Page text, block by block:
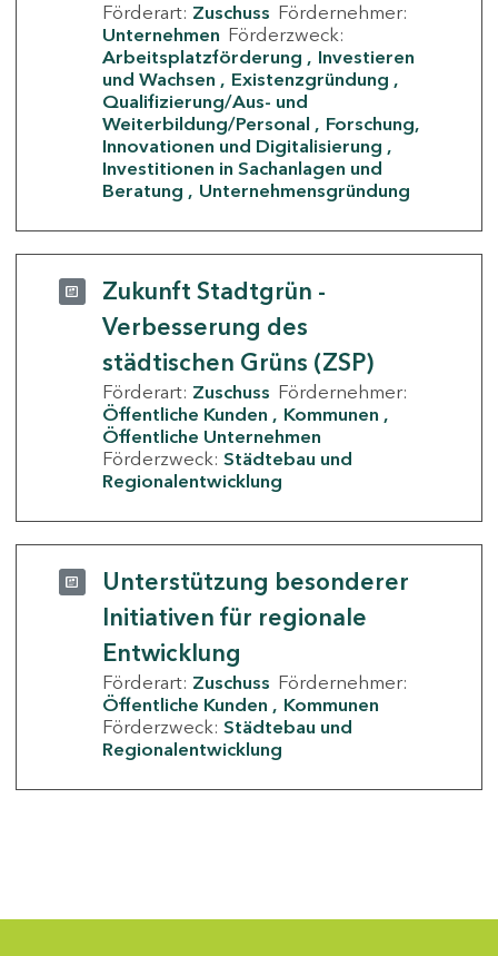
Förderart: Zuschuss Fördernehmer:
Unternehmen Förderzweck:
Arbeitsplatzförderung
Investieren
und Wachsen
Existenzgründung
Qualifizierung/Aus- und
Weiterbildung/Personal
Forschung,
Innovationen und Digitalisierung
Investitionen in Sachanlagen und
Beratung
Unternehmensgründung
Zukunft Stadtgrün -
Verbesserung des
städtischen Grüns (ZSP)
Förderart: Zuschuss Fördernehmer:
Öffentliche Kunden
Kommunen
Öffentliche Unternehmen
Förderzweck: Städtebau und
Regionalentwicklung
Unterstützung besonderer
Initiativen für regionale
Entwicklung
Förderart: Zuschuss Fördernehmer:
Öffentliche Kunden
Kommunen
Förderzweck: Städtebau und
Regionalentwicklung